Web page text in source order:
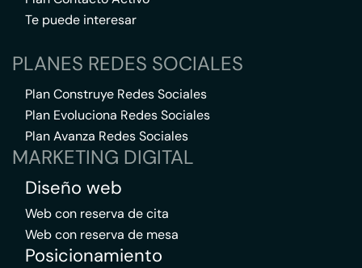
Te puede interesar
PLANES REDES SOCIALES
Plan Construye Redes Sociales
Plan Evoluciona Redes Sociales
Plan Avanza Redes Sociales
MARKETING DIGITAL
Diseño web
Web con reserva de cita
Web con reserva de mesa
Posicionamiento